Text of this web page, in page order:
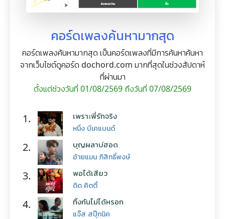
คอร์ดเพลงค้นหามากสุด
คอร์ดเพลงค้นหามากสุด เป็นคอร์ดเพลงที่มีการค้นหาค้นหา
จากเว็บไซต์ดูคอร์ด dochord.com มากที่สุดในช่วงสัปดาห์
ที่ผ่านมา
ตั้งแต่ช่วงวันที่ 01/08/2569 ถึงวันที่ 07/08/2569
1. เพราะพี่รักจริง
หนึ่ง บีเคแบนด์
2. บุญผลาบ่ฮอด
อ้ายแมน ภิสิทธิ์พงษ์
3. พอได้เสียว
ดิด คิตตี้
4. ทิ้งกันไม่ได้หรอก
แจ๊ส สปุ๊กนิค